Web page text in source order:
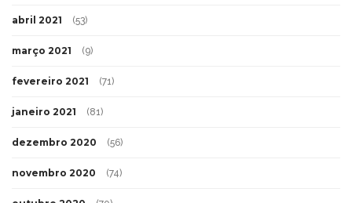
abril 2021 (53)
março 2021 (9)
fevereiro 2021 (71)
janeiro 2021 (81)
dezembro 2020 (56)
novembro 2020 (74)